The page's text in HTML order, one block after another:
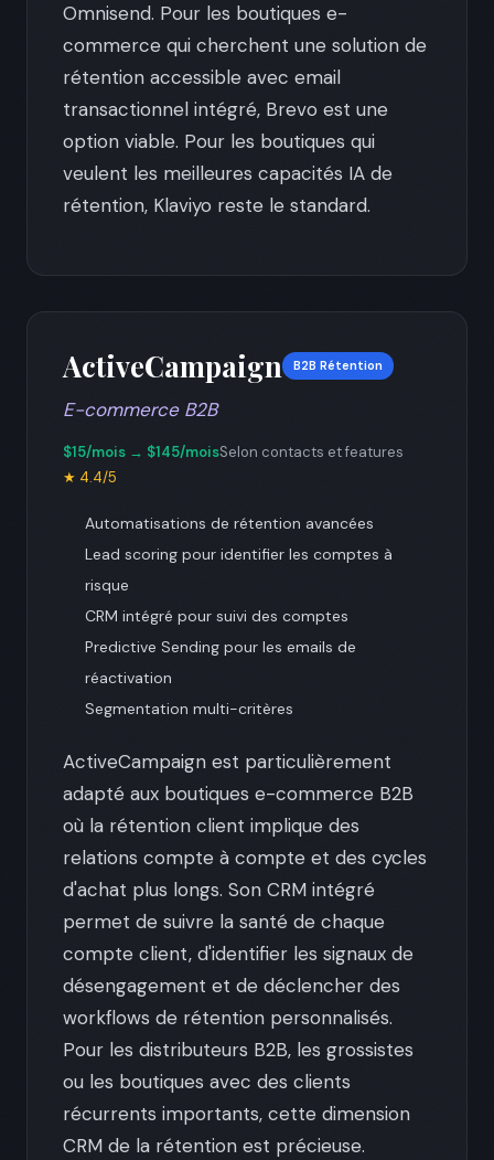
Omnisend. Pour les boutiques e-
commerce qui cherchent une solution de
rétention accessible avec email
transactionnel intégré, Brevo est une
option viable. Pour les boutiques qui
veulent les meilleures capacités IA de
rétention, Klaviyo reste le standard.
ActiveCampaign B2B Rétention
E-commerce B2B
$15/mois → $145/moisSelon contacts et features
★ 4.4/5
Automatisations de rétention avancées
Lead scoring pour identifier les comptes à
risque
CRM intégré pour suivi des comptes
Predictive Sending pour les emails de
réactivation
Segmentation multi-critères
ActiveCampaign est particulièrement
adapté aux boutiques e-commerce B2B
où la rétention client implique des
relations compte à compte et des cycles
d'achat plus longs. Son CRM intégré
permet de suivre la santé de chaque
compte client, d'identifier les signaux de
désengagement et de déclencher des
workflows de rétention personnalisés.
Pour les distributeurs B2B, les grossistes
ou les boutiques avec des clients
récurrents importants, cette dimension
CRM de la rétention est précieuse.